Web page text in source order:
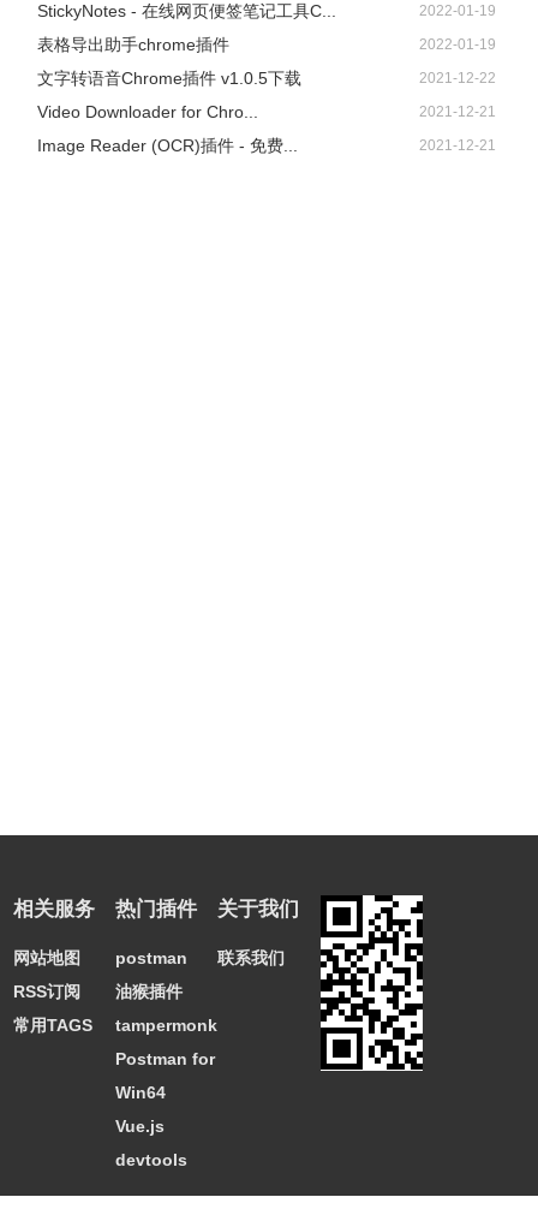
StickyNotes - 在线网页便签笔记工具C... 2022-01-19
表格导出助手chrome插件 2022-01-19
文字转语音Chrome插件 v1.0.5下载 2021-12-22
Video Downloader for Chro... 2021-12-21
Image Reader (OCR)插件 - 免费... 2021-12-21
相关服务
网站地图
RSS订阅
常用TAGS
热门插件
postman
油猴插件
tampermonkey
Postman for
Win64
Vue.js
devtools
关于我们
联系我们